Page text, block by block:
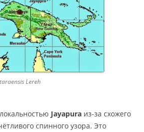
Lereh
Jayapura из-за схожего
спинного узора. Это